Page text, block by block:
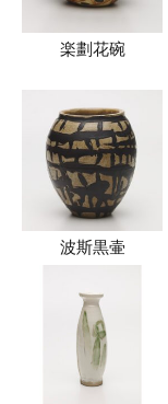
楽劃花碗
波斯黒壷